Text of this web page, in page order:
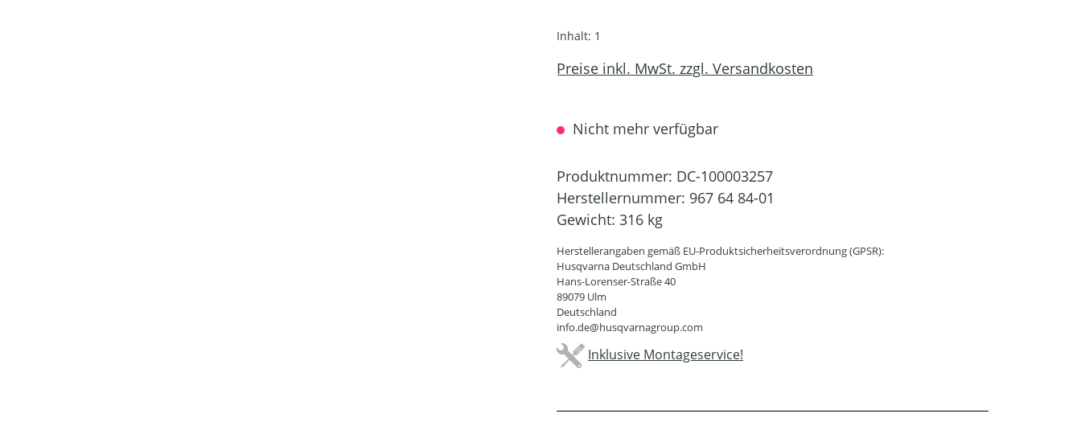
Inhalt: 1
Preise inkl. MwSt. zzgl. Versandkosten
Nicht mehr verfügbar
Produktnummer: DC-100003257
Herstellernummer: 967 64 84-01
Gewicht: 316 kg
Herstellerangaben gemäß EU-Produktsicherheitsverordnung (GPSR):
Husqvarna Deutschland GmbH
Hans-Lorenser-Straße 40
89079 Ulm
Deutschland
info.de@husqvarnagroup.com
Inklusive Montageservice!